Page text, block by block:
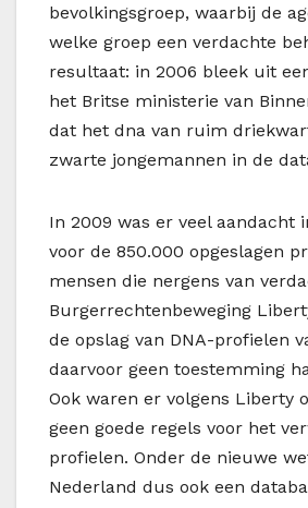
bevolkingsgroep, waarbij de
welke groep een verdachte
resultaat: in 2006 bleek uit
het Britse ministerie van
dat het dna van ruim
zwarte jongemannen in de
In 2009 was er veel aandacht
voor de 850.000 opgeslagen
mensen die nergens van
Burgerrechtenbeweging
de opslag van DNA-profielen
daarvoor geen toestemming
Ook waren er volgens Liberty
geen goede regels voor het
profielen. Onder de nieuwe
Nederland dus ook een